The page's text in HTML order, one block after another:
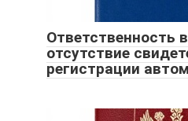
Ответственность
отсутствие
регистрации